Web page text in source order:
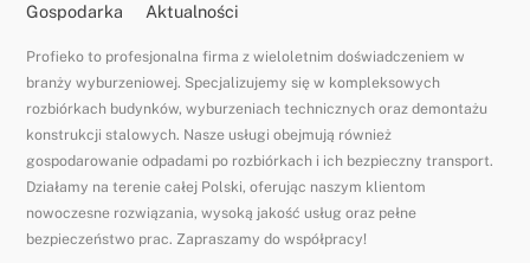
Gospodarka
Aktualności
Profieko to profesjonalna firma z wieloletnim doświadczeniem w
branży wyburzeniowej. Specjalizujemy się w kompleksowych
rozbiórkach budynków, wyburzeniach technicznych oraz demontażu
konstrukcji stalowych. Nasze usługi obejmują również
gospodarowanie odpadami po rozbiórkach i ich bezpieczny transport.
Działamy na terenie całej Polski, oferując naszym klientom
nowoczesne rozwiązania, wysoką jakość usług oraz pełne
bezpieczeństwo prac. Zapraszamy do współpracy!